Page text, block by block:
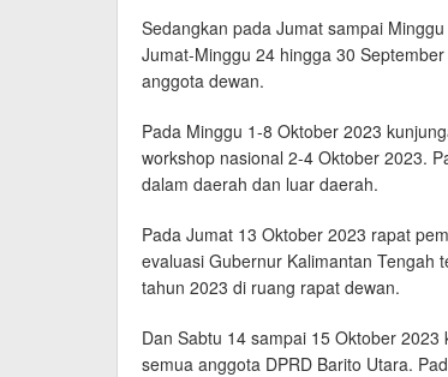
Sedangkan pada Jumat sampai
Jumat-Minggu 24 hingga 30
anggota dewan.
Pada Minggu 1-8 Oktober 2023
workshop nasional 2-4 Oktober 2023.
dalam daerah dan luar daerah.
Pada Jumat 13 Oktober 2023 rapat
evaluasi Gubernur Kalimantan Tengah
tahun 2023 di ruang rapat dewan.
Dan Sabtu 14 sampai 15 Oktober
semua anggota DPRD Barito Utara.